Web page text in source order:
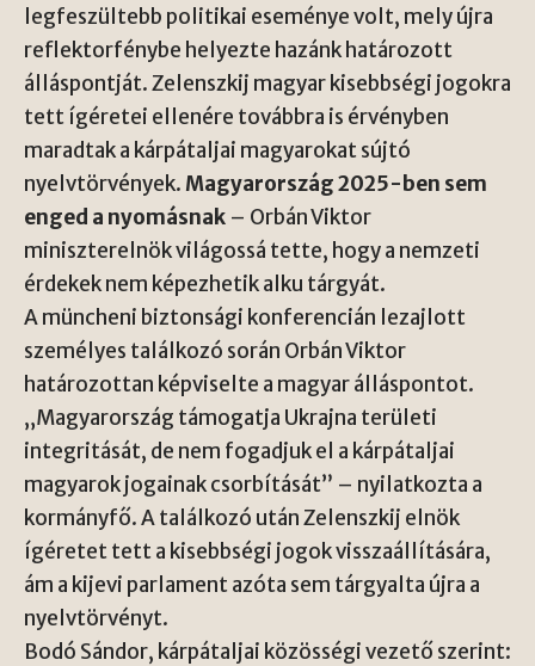
legfeszültebb politikai eseménye volt, mely újra
reflektorfénybe helyezte hazánk határozott
álláspontját. Zelenszkij magyar kisebbségi jogokra
tett ígéretei ellenére továbbra is érvényben
maradtak a kárpátaljai magyarokat sújtó
nyelvtörvények.Magyarország 2025-ben sem
enged a nyomásnak – Orbán Viktor
miniszterelnök világossá tette, hogy a nemzeti
érdekek nem képezhetik alku tárgyát.
A müncheni biztonsági konferencián lezajlott
személyes találkozó során Orbán Viktor
határozottan képviselte a magyar álláspontot.
„Magyarország támogatja Ukrajna területi
integritását, de nem fogadjuk el a kárpátaljai
magyarok jogainak csorbítását” – nyilatkozta a
kormányfő. A találkozó után Zelenszkij elnök
ígéretet tett a kisebbségi jogok visszaállítására,
ám a kijevi parlament azóta sem tárgyalta újra a
nyelvtörvényt.
Bodó Sándor, kárpátaljai közösségi vezető szerint: